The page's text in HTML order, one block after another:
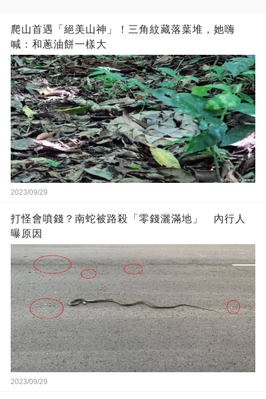
爬山首遇「絕美山神」！三角紋藏落葉堆，她嗨
喊：和蔥油餅一樣大
2023/09/29
打怪會噴錢？南蛇被路殺「零錢灑滿地」 內行人
曝原因
2023/09/29